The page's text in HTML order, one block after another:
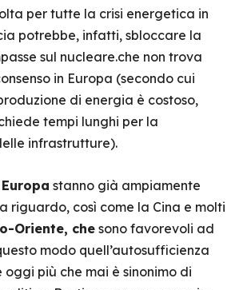
per tutte la crisi energetica in
potrebbe, infatti, sbloccare la
sul nucleare.che non trova
in Europa (secondo cui
di energia è costoso,
tempi lunghi per la
infrastrutture).
Europa stanno già ampiamente
riguardo, così come la Cina e molti
Oriente, che sono favorevoli ad
modo quell’autosufficienza
più che mai è sinonimo di